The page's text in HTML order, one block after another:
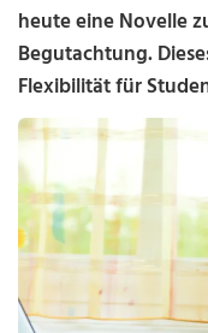
heute eine Novelle
Begutachtung.
Flexibilität für